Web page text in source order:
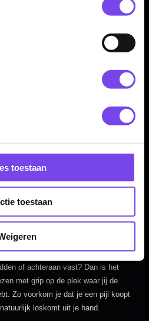
toestaan
toestaan
barrelvorm, materiaal, merk en
een set kiest die past bij jouw worp.
traint of competitie speelt: de juiste
niet alleen om aanbod, maar ook om
niet alleen op uiterlijk of merk.
barrelvorm en materiaal bepalen hoe
hoe stabiel hij naar het bord vliegt.
vaak beter.
de dart vasthoudt. Pak je de barrel
of achteraan vast? Dan is het
met grip op de plek waar jij de
Zo voorkom je dat je een pijl koopt
loskomt uit je hand.